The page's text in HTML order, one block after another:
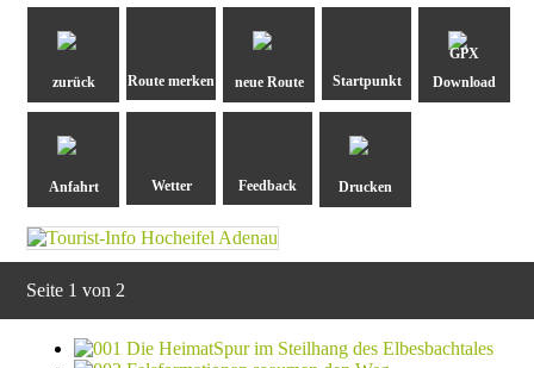
zurück neue Route
GPX
Download
Anfahrt Drucken
Seite 1 von 2